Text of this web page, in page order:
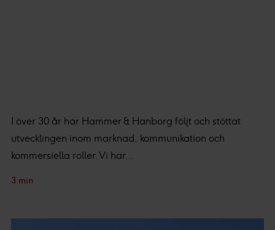
I över 30 år har Hammer & Hanborg följt och stöttat
utvecklingen inom marknad, kommunikation och
kommersiella roller. Vi har...
3 min